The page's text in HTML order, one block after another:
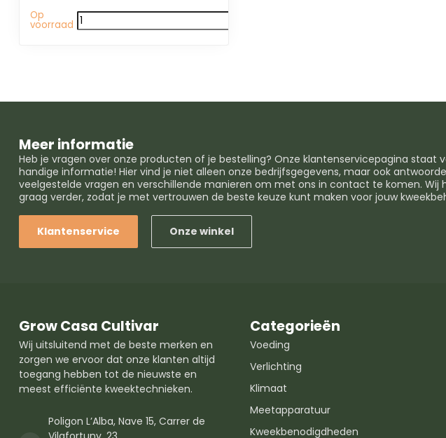
Op
voorraad
Meer informatie
Heb je vragen over onze producten of je bestelling? Onze klantenservicepagina staat
handige informatie! Hier vind je niet alleen onze bedrijfsgegevens, maar ook
veelgestelde vragen en verschillende manieren om met ons in contact te komen. Wij
graag verder, zodat je met vertrouwen de beste keuze kunt maken voor jouw
Klantenservice Onze winkel
Grow Casa Cultivar
Wij uitsluitend met de beste merken en
zorgen we ervoor dat onze klanten altijd
toegang hebben tot de nieuwste en
meest efficiënte kweektechnieken.
Poligon L’Alba, Nave 15, Carrer de
Categorieën
Voeding
Verlichting
Klimaat
Meetapparatuur
Kweekbenodigdheden